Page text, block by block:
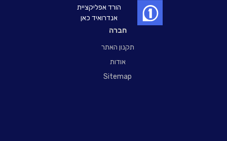
חברה
תקנון האתר
אודות
Sitemap
הורד אפליקציית
אנדרואיד כאן